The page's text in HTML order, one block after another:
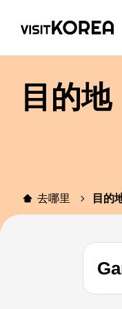
目的地
去哪里 目的